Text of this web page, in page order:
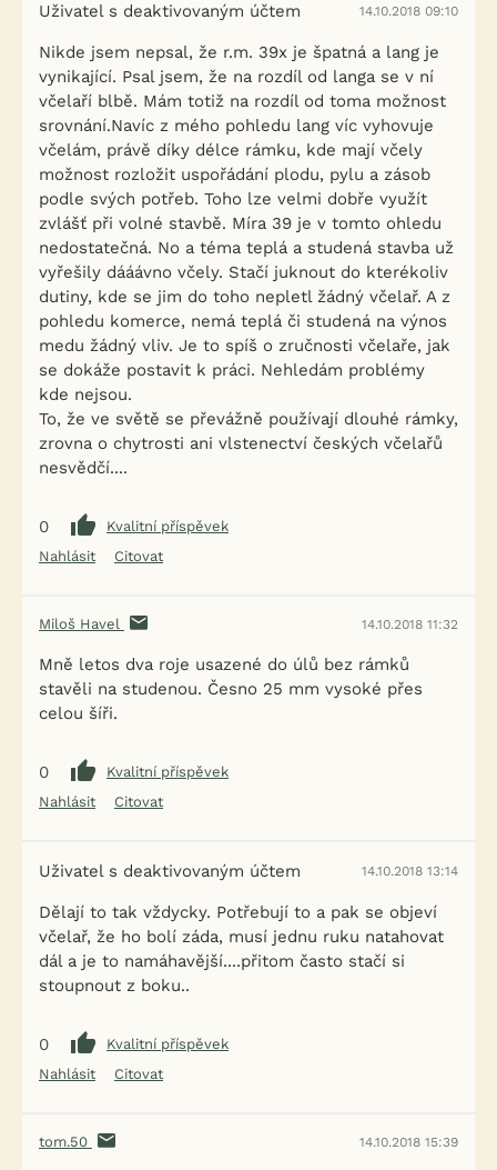
Uživatel s deaktivovaným účtem 14.10.2018 09:10
Nikde jsem nepsal, že r.m. 39x je špatná a lang je
vynikající. Psal jsem, že na rozdíl od langa se v ní
včelaří blbě. Mám totiž na rozdíl od toma možnost
srovnání.Navíc z mého pohledu lang víc vyhovuje
včelám, právě díky délce rámku, kde mají včely
možnost rozložit uspořádání plodu, pylu a zásob
podle svých potřeb. Toho lze velmi dobře využít
zvlášť při volné stavbě. Míra 39 je v tomto ohledu
nedostatečná. No a téma teplá a studená stavba už
vyřešily dááávno včely. Stačí juknout do kterékoliv
dutiny, kde se jim do toho nepletl žádný včelař. A z
pohledu komerce, nemá teplá či studená na výnos
medu žádný vliv. Je to spíš o zručnosti včelaře, jak
se dokáže postavit k práci. Nehledám problémy
kde nejsou.
To, že ve světě se převážně používají dlouhé rámky,
zrovna o chytrosti ani vlstenectví českých včelařů
nesvědčí....
0
Kvalitní příspěvek
Nahlásit
Citovat
Miloš Havel 14.10.2018 11:32
Mně letos dva roje usazené do úlů bez rámků
stavěli na studenou. Česno 25 mm vysoké přes
celou šíři.
0
Kvalitní příspěvek
Nahlásit
Citovat
Uživatel s deaktivovaným účtem 14.10.2018 13:14
Dělají to tak vždycky. Potřebují to a pak se objeví
včelař, že ho bolí záda, musí jednu ruku natahovat
dál a je to namáhavější....přitom často stačí si
stoupnout z boku..
0
Kvalitní příspěvek
Nahlásit
Citovat
tom.50 14.10.2018 15:39